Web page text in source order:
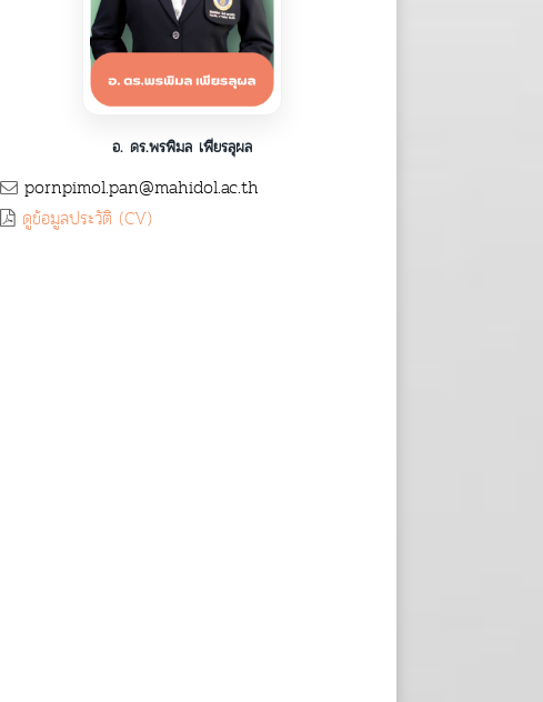
อ. ดร.พรพิมล เพียรลุผล
pornpimol.pan@mahidol.ac.th
ดูข้อมูลประวัติ (CV)